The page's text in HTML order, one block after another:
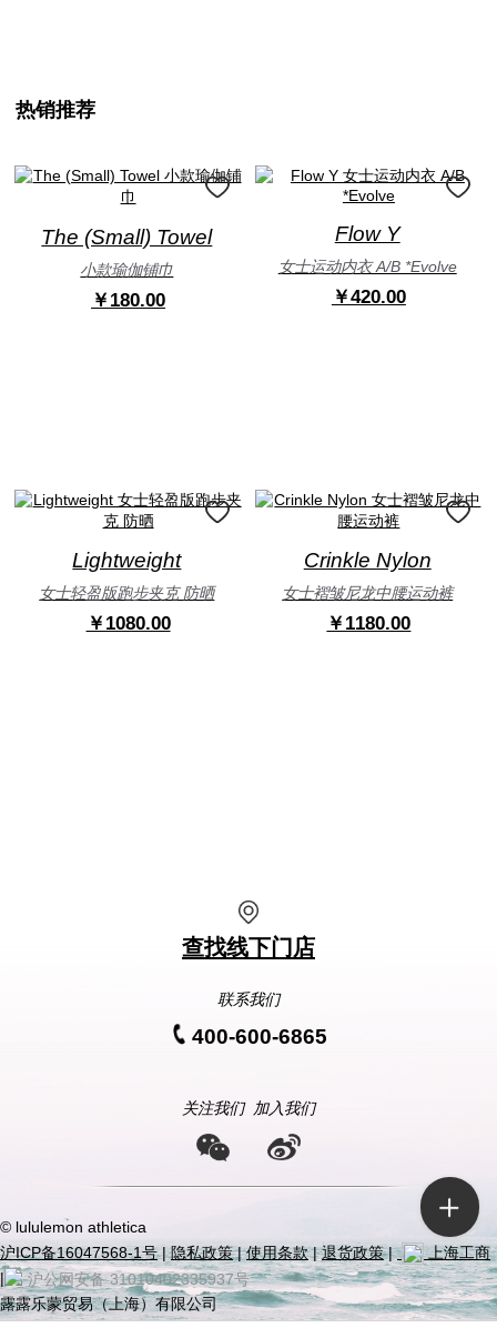
热销推荐
The (Small) Towel
小款瑜伽铺巾
￥180.00
Flow Y
女士运动内衣 A/B *Evolve
￥420.00
Lightweight
女士轻盈版跑步夹克 防晒
￥1080.00
Crinkle Nylon
女士褶皱尼龙中腰运动裤
￥1180.00
查找线下门店
联系我们
400-600-6865
关注我们 加入我们
© lululemon athletica
沪ICP备16047568-1号|隐私政策|使用条款|退货政策|
上海工商
|
沪公网安备 31010402335937号
露露乐蒙贸易（上海）有限公司